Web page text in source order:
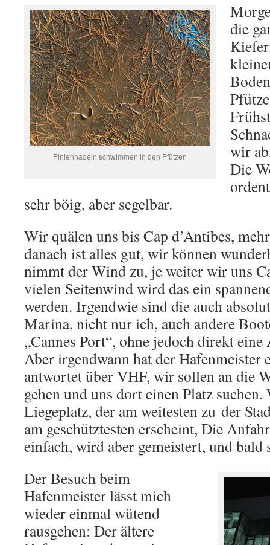
Piniennadeln schwimmen in den Pfützen
die
wir
Die
sehr böig, aber segelbar.
Wir quälen uns bis Cap d’Antibes,
danach ist alles gut, wir können
nimmt der Wind zu, je weiter wir uns
vielen Seitenwind wird das ein
werden. Irgendwie sind die auch
Marina, nicht nur ich, auch andere
„Cannes Port“, ohne jedoch direkt
Aber irgendwann hat der Hafenmeister
antwortet über VHF, wir sollen an die
gehen und uns dort einen Platz
Liegeplatz, der am weitesten zu der
am geschütztesten erscheint, Die
einfach, wird aber gemeistert, und bald
Der Besuch beim
Hafenmeister lässt mich
wieder einmal wütend
rausgehen: Der ältere